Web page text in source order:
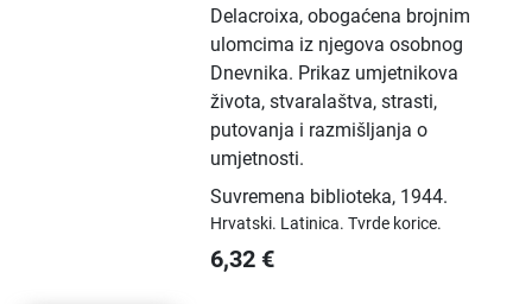
Delacroixa, obogaćena brojnim
ulomcima iz njegova osobnog
Dnevnika. Prikaz umjetnikova
života, stvaralaštva, strasti,
putovanja i razmišljanja o
umjetnosti.
Suvremena biblioteka, 1944.
Hrvatski. Latinica.Tvrde korice.
6,32 €